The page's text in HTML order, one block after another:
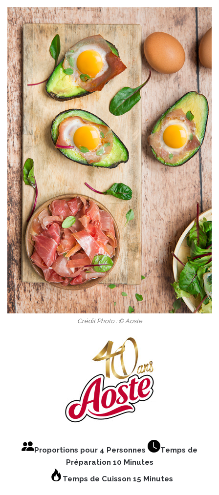
Crédit Photo : © Aoste
Proportions pour 4 Personnes
Temps de
Préparation 10 Minutes
Temps de Cuisson 15 Minutes